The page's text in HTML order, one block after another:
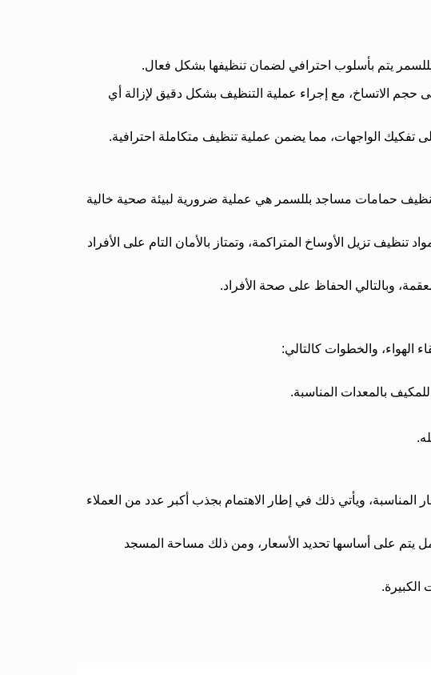
يتم بأسلوب احترافي لضمان تنظيفها بشكل فعال.
الاتساخ، مع إجراء عملية التنظيف بشكل دقيق لإزالة أي
الواجهات، مما يضمن عملية تنظيف متكاملة احترافية.
حمامات مساجد بللسمر هي عملية ضرورية لبيئة صحية خالية
تزيل الأوساخ المتراكمة، وتمتاز بالأمان التام على الأفراد
وبالتالي الحفاظ على صحة الأفراد.
والخطوات كالتالي:
للمكيف بالمعدات المناسبة.
ويأتي ذلك في إطار الاهتمام بجذب أكبر عدد من العملاء
يتم على أساسها تحديد الأسعار، ومن ذلك مساحة المسجد